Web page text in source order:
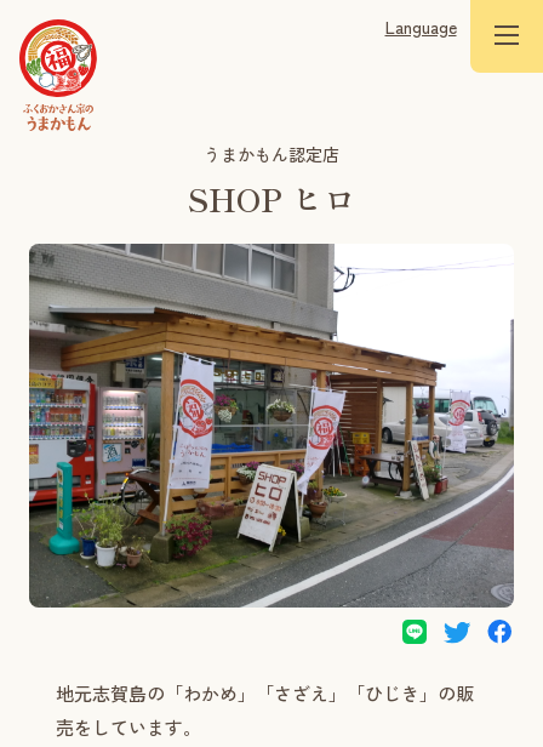
Language
うまかもん認定店
SHOP ヒロ
地元志賀島の「わかめ」「さざえ」「ひじき」の販
売をしています。